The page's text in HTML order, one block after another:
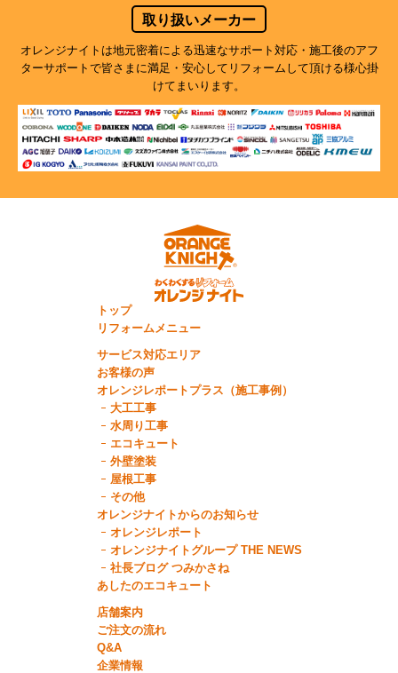
取り扱いメーカー
オレンジナイトは地元密着による迅速なサポート対応・施工後のアフ
ターサポートで皆さまに満足・安心してリフォームして頂ける様心掛
けてまいります。
トップ
リフォームメニュー
サービス対応エリア
お客様の声
オレンジレポートプラス（施工事例）
大工工事
水周り工事
エコキュート
外壁塗装
屋根工事
その他
オレンジナイトからのお知らせ
オレンジレポート
オレンジナイトグループ THE NEWS
社長ブログ つみかさね
あしたのエコキュート
店舗案内
ご注文の流れ
Q&A
企業情報